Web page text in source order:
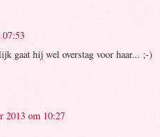
07:53
gaat hij wel overstag voor haar... ;-)
2013 om 10:27